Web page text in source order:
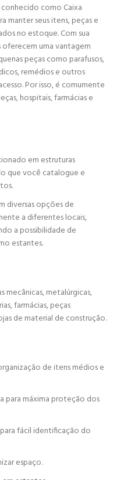
como Caixa
manter seus itens, peças e
no estoque. Com sua
uma vantagem
peças como parafusos,
remédios e outros
Por isso, é comumente
hospitais, farmácias e
em estruturas
que você catalogue e
diversas opções de
a diferentes locais,
a possibilidade de
estantes.
mecânicas, metalúrgicas,
farmácias, peças
de material de construção.
de itens médios e
para máxima proteção dos
fácil identificação do
espaço.
deste
desejada.